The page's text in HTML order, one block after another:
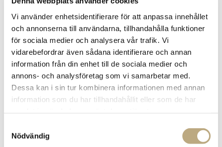
Vi använder enhetsidentifierare för att anpassa innehållet
och annonserna till användarna, tillhandahålla funktioner
för sociala medier och analysera vår trafik. Vi
vidarebefordrar även sådana identifierare och annan
information från din enhet till de sociala medier och
annons- och analysföretag som vi samarbetar med.
Dessa kan i sin tur kombinera informationen med annan
information som du har tillhandahållit eller som de har
Nödvändig
Lifestyle Capital
lanserar nästa